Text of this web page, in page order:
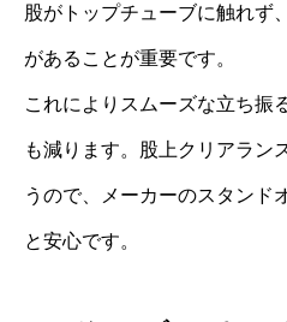
股がトップチューブに触れず
があることが重要です。
これによりスムーズな立ち振
も減ります。股上クリアラン
うので、メーカーのスタンド
と安心です。